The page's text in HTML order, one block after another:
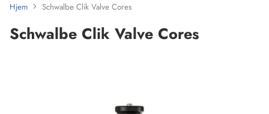
Hjem Schwalbe Clik Valve Cores
Schwalbe Clik Valve Cores